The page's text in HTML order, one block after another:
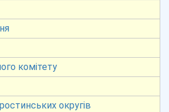
комітету
округів